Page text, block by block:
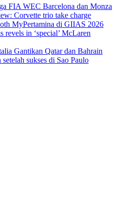
FIA WEC Barcelona dan Monza
Corvette trio take charge
MyPertamina di GIIAS 2026
in ‘special’ McLaren
Gantikan Qatar dan Bahrain
sukses di Sao Paulo